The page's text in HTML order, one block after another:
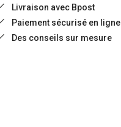
Livraison avec Bpost
Paiement sécurisé en ligne
Des conseils sur mesure